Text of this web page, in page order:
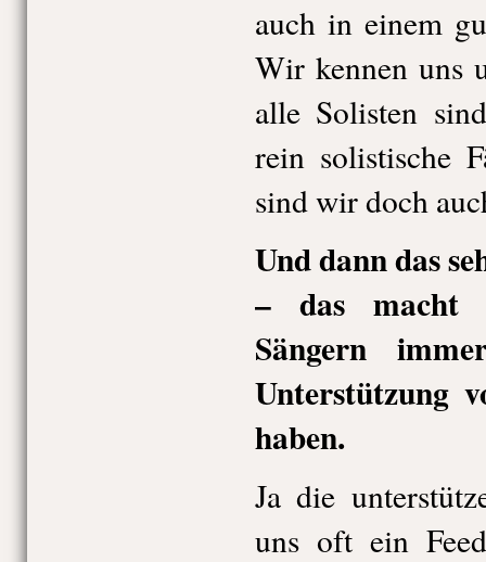
auch in einem
Wir kennen uns
alle Solisten
rein solistische
sind wir doch
Und dann das
– das macht
Sängern
Unterstützung
haben.
Ja die
uns oft ein